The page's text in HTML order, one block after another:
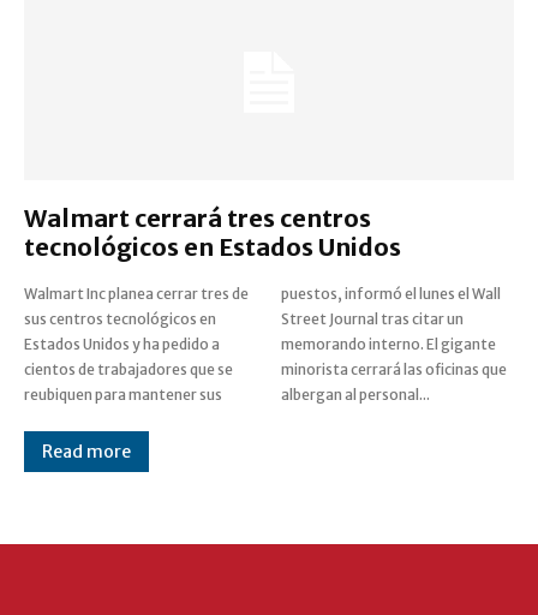
Walmart cerrará tres centros
tecnológicos en Estados Unidos
Walmart Inc planea cerrar tres de
sus centros tecnológicos en
Estados Unidos y ha pedido a
cientos de trabajadores que se
reubiquen para mantener sus
puestos, informó el lunes el Wall
Street Journal tras citar un
memorando interno. El gigante
minorista cerrará las oficinas que
albergan al personal...
Read more